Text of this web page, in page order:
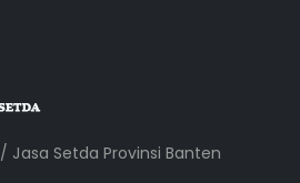
Jasa Setda Provinsi Banten